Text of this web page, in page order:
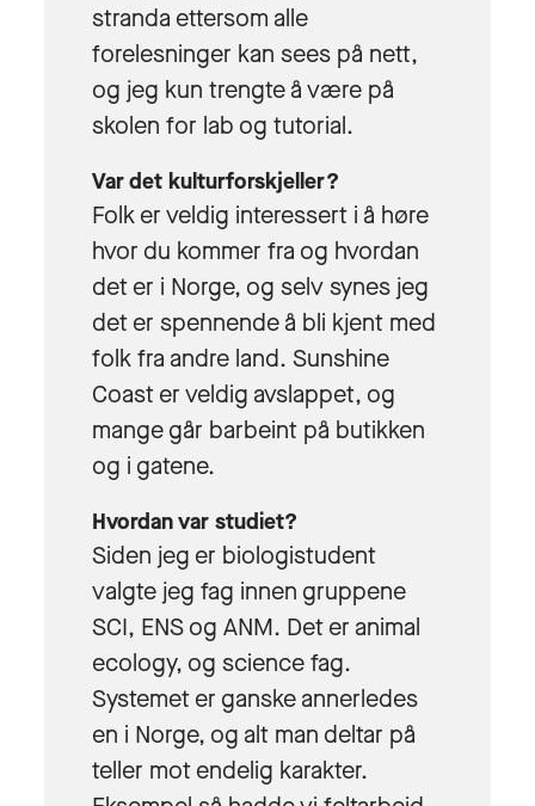
stranda ettersom alle
forelesninger kan sees på nett,
og jeg kun trengte å være på
skolen for lab og tutorial.
Var det kulturforskjeller?
Folk er veldig interessert i å høre
hvor du kommer fra og hvordan
det er i Norge, og selv synes jeg
det er spennende å bli kjent med
folk fra andre land. Sunshine
Coast er veldig avslappet, og
mange går barbeint på butikken
og i gatene.
Hvordan var studiet?
Siden jeg er biologistudent
valgte jeg fag innen gruppene
SCI, ENS og ANM. Det er animal
ecology, og science fag.
Systemet er ganske annerledes
en i Norge, og alt man deltar på
teller mot endelig karakter.